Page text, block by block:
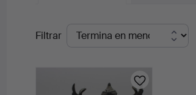
Subastas
en
Filtrar